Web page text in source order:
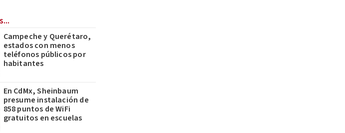
Campeche y Querétaro,
estados con menos
teléfonos públicos por
habitantes
En CdMx, Sheinbaum
presume instalación de
858 puntos de WiFi
gratuitos en escuelas